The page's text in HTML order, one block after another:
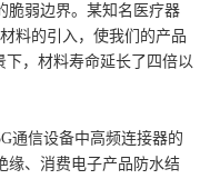
脆弱边界。某知名医疗器
料的引入，使我们的产品
，材料寿命延长了四倍以
通信设备中高频连接器的
缘、消费电子产品防水结